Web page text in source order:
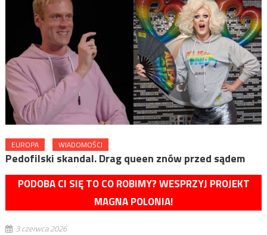
EUROPA WIADOMOŚCI
Pedofilski skandal. Drag queen znów przed sądem
PODOBA CI SIĘ TO CO ROBIMY? WESPRZYJ PROJEKT
MAGNA POLONIA!
3 czerwca 2026